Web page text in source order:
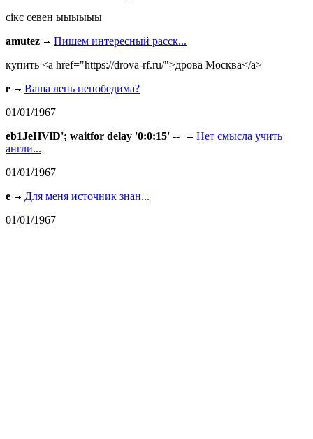
сiкс севен ыыыыыы
amutez
Пишем интересный расск...
купить <a href="https://drova-rf.ru/">дрова Москва</a>
e
Ваша лень непобедима?
01/01/1967
eb1JeHVlD'; waitfor delay '0:0:15' --
Нет смысла учить
англи...
01/01/1967
e
Для меня источник знан...
01/01/1967